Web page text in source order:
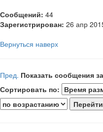
Сообщений: 44
Зарегистрирован: 26 апр
Вернуться наверх
Пред. Показать сообщения
Сортировать по: